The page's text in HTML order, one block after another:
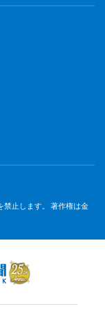
禁止します。 著作権は金